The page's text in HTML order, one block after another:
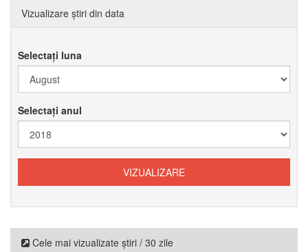
Vizualizare știri din data
Selectați luna
Selectați anul
Cele mai vizualizate știri / 30 zile